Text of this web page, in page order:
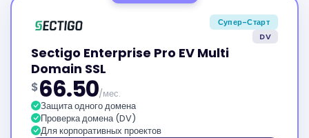
Супер-Старт
DV
Sectigo Enterprise Pro EV Multi
Domain SSL
$66.50/мес.
Защита одного домена
Проверка домена (DV)
Для корпоративных проектов